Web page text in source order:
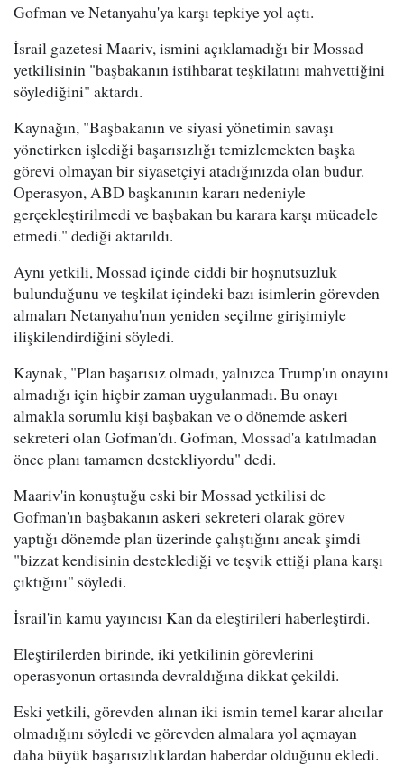
Gofman ve Netanyahu'ya karşı tepkiye yol açtı.
İsrail gazetesi Maariv, ismini açıklamadığı bir Mossad
yetkilisinin "başbakanın istihbarat teşkilatını mahvettiğini
söylediğini" aktardı.
Kaynağın, "Başbakanın ve siyasi yönetimin savaşı
yönetirken işlediği başarısızlığı temizlemekten başka
görevi olmayan bir siyasetçiyi atadığınızda olan budur.
Operasyon, ABD başkanının kararı nedeniyle
gerçekleştirilmedi ve başbakan bu karara karşı mücadele
etmedi." dediği aktarıldı.
Aynı yetkili, Mossad içinde ciddi bir hoşnutsuzluk
bulunduğunu ve teşkilat içindeki bazı isimlerin görevden
almaları Netanyahu'nun yeniden seçilme girişimiyle
ilişkilendirdiğini söyledi.
Kaynak, "Plan başarısız olmadı, yalnızca Trump'ın onayını
almadığı için hiçbir zaman uygulanmadı. Bu onayı
almakla sorumlu kişi başbakan ve o dönemde askeri
sekreteri olan Gofman'dı. Gofman, Mossad'a katılmadan
önce planı tamamen destekliyordu" dedi.
Maariv'in konuştuğu eski bir Mossad yetkilisi de
Gofman'ın başbakanın askeri sekreteri olarak görev
yaptığı dönemde plan üzerinde çalıştığını ancak şimdi
"bizzat kendisinin desteklediği ve teşvik ettiği plana karşı
çıktığını" söyledi.
İsrail'in kamu yayıncısı Kan da eleştirileri haberleştirdi.
Eleştirilerden birinde, iki yetkilinin görevlerini
operasyonun ortasında devraldığına dikkat çekildi.
Eski yetkili, görevden alınan iki ismin temel karar alıcılar
olmadığını söyledi ve görevden almalara yol açmayan
daha büyük başarısızlıklardan haberdar olduğunu ekledi.